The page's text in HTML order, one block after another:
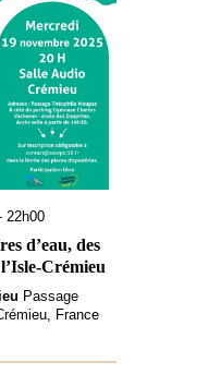
22h00
d’eau, des
Crémieu
Passage
France